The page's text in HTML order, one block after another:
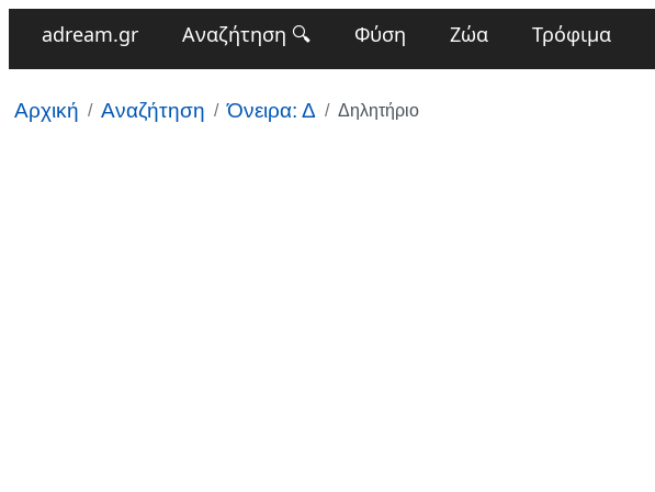
adream.gr Αναζήτηση 🔍 Φύση Ζώα Τρόφιμα
Αρχική Αναζήτηση Όνειρα: Δ Δηλητήριο